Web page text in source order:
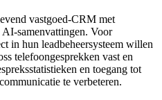
vastgoed-CRM met
AI-samenvattingen. Voor
in hun leadbeheersysteem willen
telefoongesprekken vast en
en toegang tot
te verbeteren.